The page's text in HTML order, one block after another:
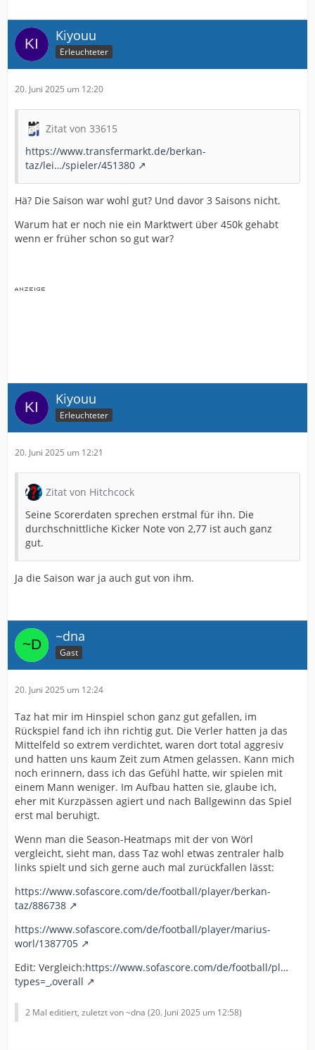
Kiyouu
Erleuchteter
20. Juni 2025 um 12:20
Zitat von 33615
https://www.transfermarkt.de/berkan-
taz/lei…/spieler/451380
Hä? Die Saison war wohl gut? Und davor 3 Saisons nicht.
Warum hat er noch nie ein Marktwert über 450k gehabt
wenn er früher schon so gut war?
Kiyouu
Erleuchteter
20. Juni 2025 um 12:21
Zitat von Hitchcock
Seine Scorerdaten sprechen erstmal für ihn. Die
durchschnittliche Kicker Note von 2,77 ist auch ganz
gut.
Ja die Saison war ja auch gut von ihm.
~dna
Gast
20. Juni 2025 um 12:24
Taz hat mir im Hinspiel schon ganz gut gefallen, im
Rückspiel fand ich ihn richtig gut. Die Verler hatten ja das
Mittelfeld so extrem verdichtet, waren dort total aggresiv
und hatten uns kaum Zeit zum Atmen gelassen. Kann mich
noch erinnern, dass ich das Gefühl hatte, wir spielen mit
einem Mann weniger. Im Aufbau hatten sie, glaube ich,
eher mit Kurzpässen agiert und nach Ballgewinn das Spiel
erst mal beruhigt.
Wenn man die Season-Heatmaps mit der von Wörl
vergleicht, sieht man, dass Taz wohl etwas zentraler halb
links spielt und sich gerne auch mal zurückfallen lässt:
https://www.sofascore.com/de/football/player/berkan-
taz/886738
https://www.sofascore.com/de/football/player/marius-
worl/1387705
Edit: Vergleich:https://www.sofascore.com/de/football/pl…
types=_,overall
2 Mal editiert, zuletzt von ~dna (20. Juni 2025 um 12:58)